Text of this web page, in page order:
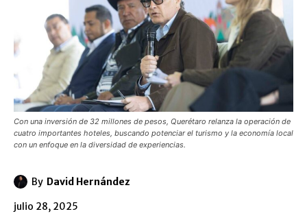
Con una inversión de 32 millones de pesos, Querétaro relanza la operación de
cuatro importantes hoteles, buscando potenciar el turismo y la economía local
con un enfoque en la diversidad de experiencias.
By David Hernández
julio 28, 2025